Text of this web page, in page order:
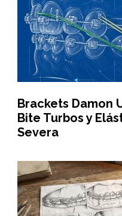
Brackets Damon
Bite Turbos y
Severa